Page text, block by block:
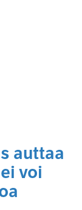
auttaa
voi